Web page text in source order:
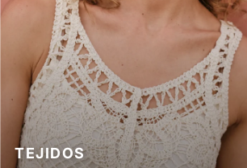
TEJIDOS